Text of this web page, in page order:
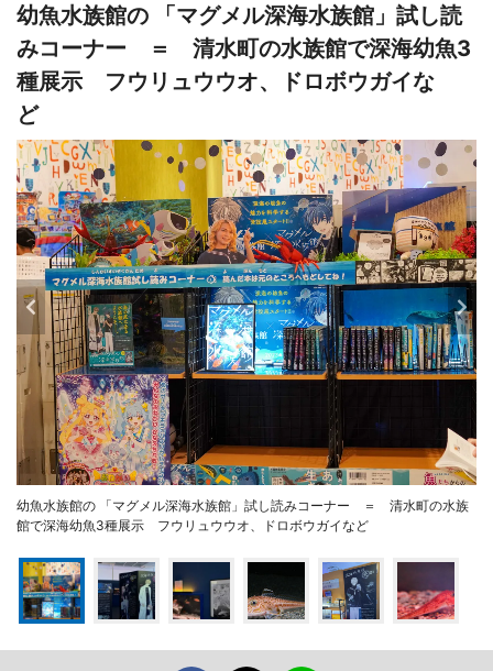
幼魚水族館の 「マグメル深海水族館」試し読
みコーナー ＝ 清水町の水族館で深海幼魚3
種展示 フウリュウウオ、ドロボウガイな
ど
幼魚水族館の 「マグメル深海水族館」試し読みコーナー ＝ 清水町の水族
館で深海幼魚3種展示 フウリュウウオ、ドロボウガイなど